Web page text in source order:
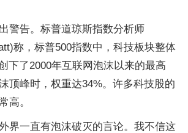
警告。标普道琼斯指数分析师
称，标普500指数中，科技板块整体
下了2000年互联网泡沫以来的最高
顶峰时，权重达34%。许多科技股的
高。
界一直有泡沫破灭的言论。我不信这